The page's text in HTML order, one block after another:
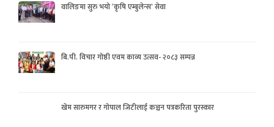
वालिङमा सुरु भयो ‘कृषि एम्बुलेन्स’ सेवा
बि.पी. विचार गोष्ठी एवम काव्य उत्सव- २०८३ सम्पन्न
खेम सारुमगर र गोपाल जिटीलाई कञ्चन पत्रकरिता पुरस्कार